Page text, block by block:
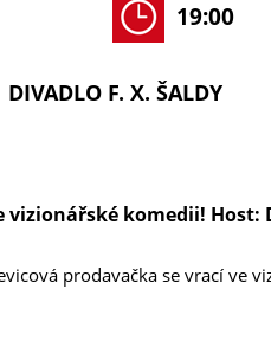
19:00
DIVADLO F. X. ŠALDY
vizionářské komedii! Host:
prodavačka se vrací ve